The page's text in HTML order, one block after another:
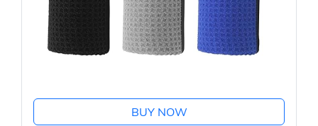
BUY NOW